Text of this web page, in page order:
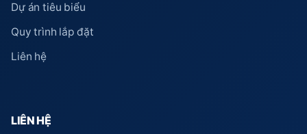
Dự án tiêu biểu
Quy trình lắp đặt
Liên hệ
LIÊN HỆ